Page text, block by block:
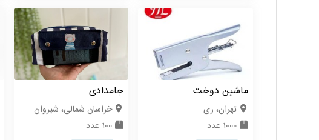
ماشین دوخت
تهران، ری
1000 عدد
جامدادی
خراسان شمالی، شیروان
100 عدد